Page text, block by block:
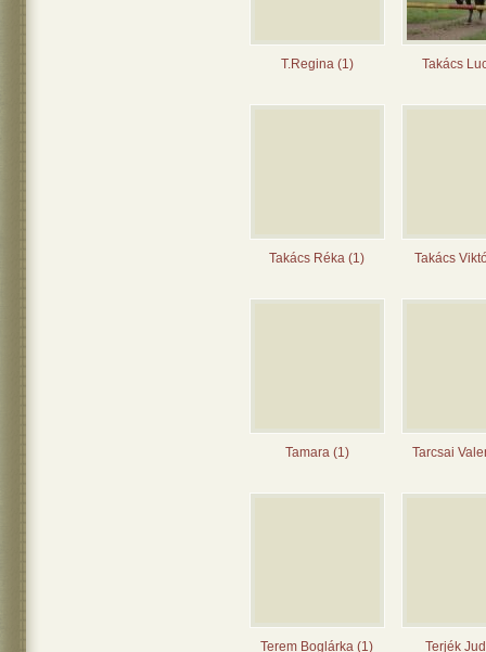
T.Regina (1) Takács
Takács Réka (1) Takács
Tamara (1) Tarcsai
Terem Boglárka (1) Terjék